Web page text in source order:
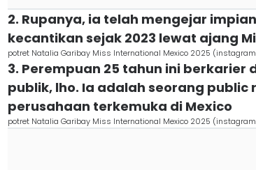
2. Rupanya, ia telah mengejar
kecantikan sejak 2023 lewat ajang
potret Natalia Garibay Miss International Mexico 2025
3. Perempuan 25 tahun ini berkarier
publik, lho. Ia adalah seorang public
perusahaan terkemuka di Mexico
potret Natalia Garibay Miss International Mexico 2025